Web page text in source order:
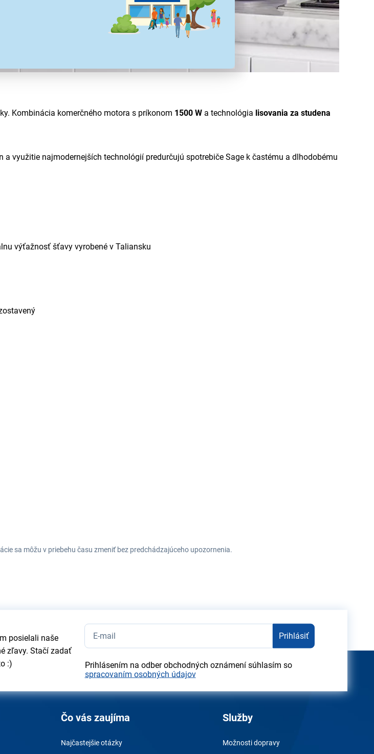
Kombinácia komerčného motora s príkonom 1500 W a technológia lisovania za studena
a využitie najmodernejších technológií predurčujú spotrebiče Sage k častému a dlhodobému
výťažnosť šťavy vyrobené v Taliansku
sa môžu v priebehu času zmeniť bez predchádzajúceho upozornenia.
posielali naše
zľavy. Stačí zadať
:)
Prihlásiť
Prihlásením na odber obchodných oznámení súhlasím so
spracovaním osobných údajov
Čo vás zaujíma
Najčastejšie otázky
Služby
Možnosti dopravy